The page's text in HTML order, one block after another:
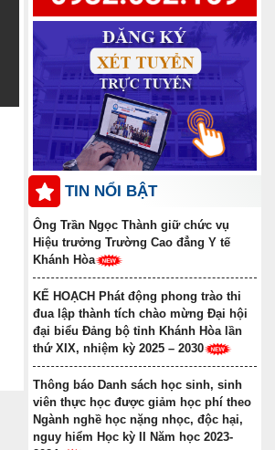
tuyển đợt 1 năm 2025 ngành Y học cổ
truyền Trình độ trung cấp văn bằng 2
Danh sách học sinh được công
nhận tốt nghiệp các lớp Trung cấp văn
bằng 2 Khóa học 2022-2024, Khóa học
2023-2025
TIN NỔI BẬT
Ông Trần Ngọc Thành giữ chức vụ
Hiệu trưởng Trường Cao đẳng Y tế
Khánh Hòa
KẾ HOẠCH Phát động phong trào thi
đua lập thành tích chào mừng Đại hội
đại biểu Đảng bộ tỉnh Khánh Hòa lần
thứ XIX, nhiệm kỳ 2025 – 2030
Thông báo Danh sách học sinh, sinh
viên thực học được giảm học phí theo
Ngành nghề học nặng nhọc, độc hại,
nguy hiểm Học kỳ II Năm học 2023-